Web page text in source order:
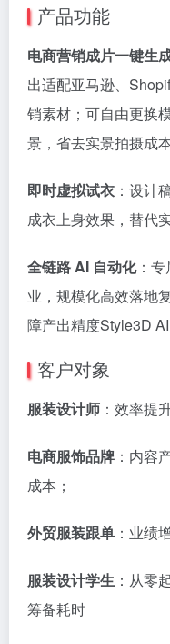
产品功能
电商营销成片一键生
出适配亚马逊、
销素材；可自由更换
景，省去实景拍摄成
即时虚拟试衣 ：设计
成衣上身效果，替代
全链路 AI 自动化：专
业，规模化高效落地
障产出精度Style3D AI
客户对象
服装设计师 ：效率提
电商服饰品牌 ：内容
成本；
外贸服装跟单 ：业绩
服装设计学生 ：从零
筹备耗时